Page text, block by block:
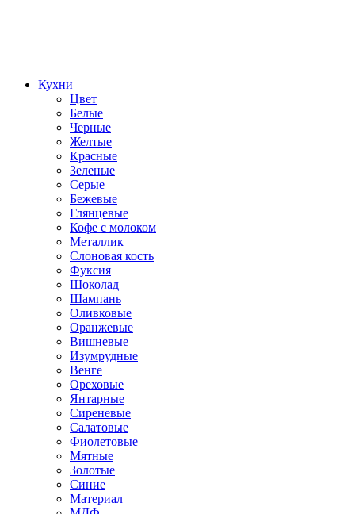
Кухни
Цвет
Белые
Черные
Желтые
Красные
Зеленые
Серые
Бежевые
Глянцевые
Кофе с молоком
Металлик
Слоновая кость
Фуксия
Шоколад
Шампань
Оливковые
Оранжевые
Вишневые
Изумрудные
Венге
Ореховые
Янтарные
Сиреневые
Салатовые
Фиолетовые
Мятные
Золотые
Синие
Материал